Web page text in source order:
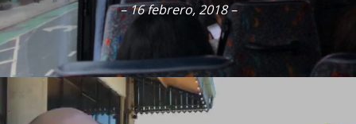
– 16 febrero, 2018 –